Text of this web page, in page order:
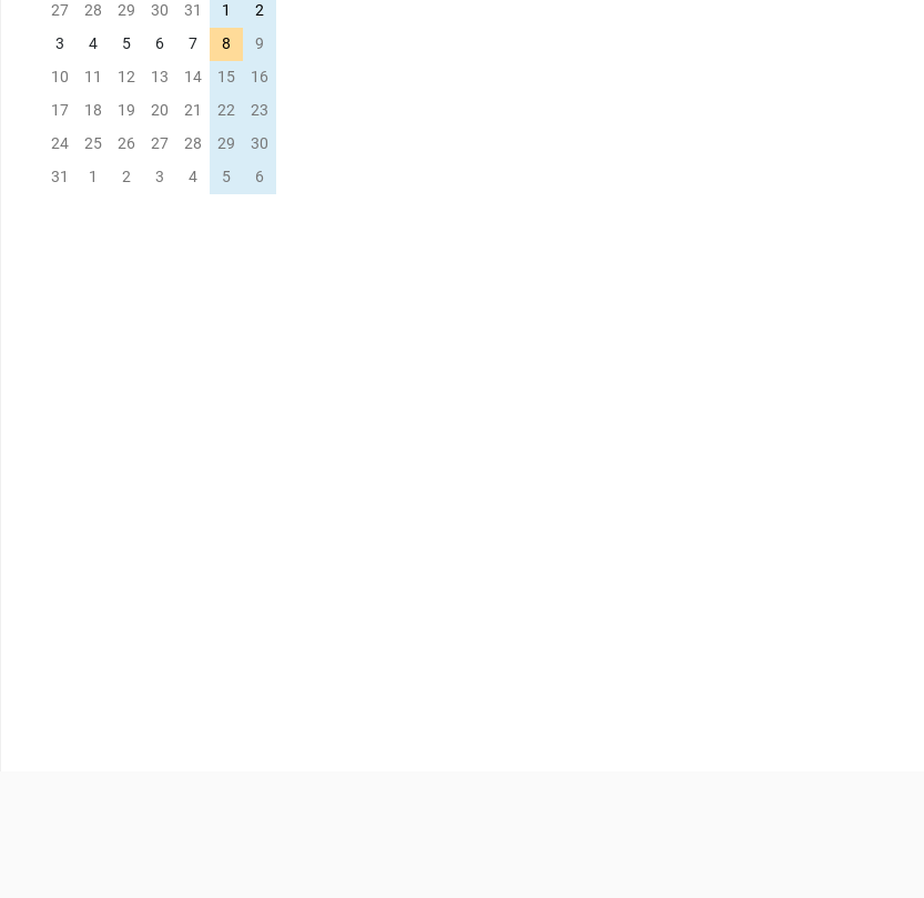
27
28 29 30 31 1
2
3
4 5 6 7 8
9
10
11 12 13 14 15
16
17
18 19 20 21 22
23
24
25 26 27 28 29
30
31
1 2 3 4 5 6